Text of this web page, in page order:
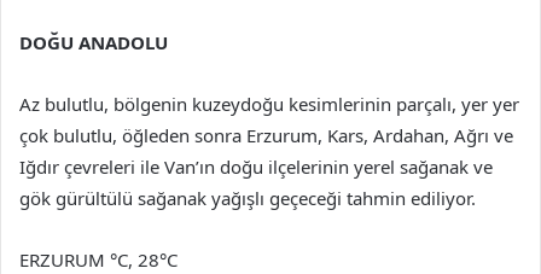
DOĞU ANADOLU
Az bulutlu, bölgenin kuzeydoğu kesimlerinin parçalı, yer yer
çok bulutlu, öğleden sonra Erzurum, Kars, Ardahan, Ağrı ve
Iğdır çevreleri ile Van’ın doğu ilçelerinin yerel sağanak ve
gök gürültülü sağanak yağışlı geçeceği tahmin ediliyor.
ERZURUM °C, 28°C